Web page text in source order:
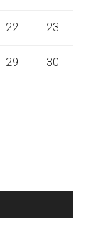
22 23
29 30